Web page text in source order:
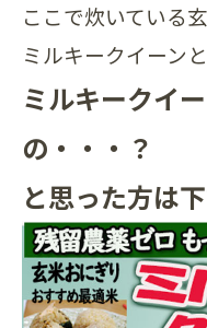
ここで炊いている玄
ミルキークイーン
ミルキークイ
の・・・？
と思った方は